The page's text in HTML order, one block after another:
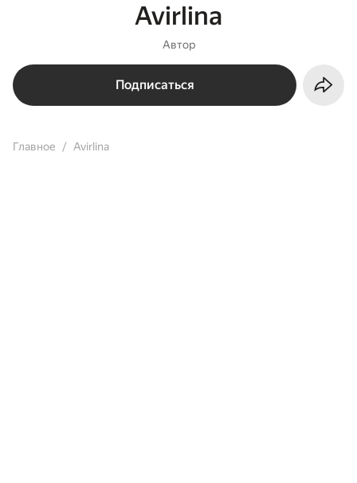
Avirlina
Автор
Подписаться
Главное Avirlina